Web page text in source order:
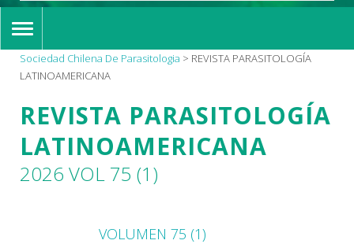
TOGGLE
NAVIGATION
Sociedad Chilena De Parasitologia > REVISTA PARASITOLOGÍA
LATINOAMERICANA
REVISTA PARASITOLOGÍA
LATINOAMERICANA
2026 VOL 75 (1)
VOLUMEN 75 (1)